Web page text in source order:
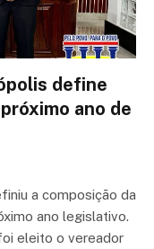
define
ano de
a composição da
ano legislativo.
eleito o vereador